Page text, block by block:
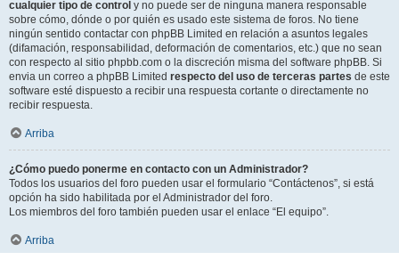
cualquier tipo de control y no puede ser de ninguna manera responsable
sobre cómo, dónde o por quién es usado este sistema de foros. No tiene
ningún sentido contactar con phpBB Limited en relación a asuntos legales
(difamación, responsabilidad, deformación de comentarios, etc.) que no sean
con respecto al sitio phpbb.com o la discreción misma del software phpBB. Si
envia un correo a phpBB Limited respecto del uso de terceras partes de este
software esté dispuesto a recibir una respuesta cortante o directamente no
recibir respuesta.
Arriba
¿Cómo puedo ponerme en contacto con un Administrador?
Todos los usuarios del foro pueden usar el formulario “Contáctenos”, si está
opción ha sido habilitada por el Administrador del foro.
Los miembros del foro también pueden usar el enlace “El equipo”.
Arriba